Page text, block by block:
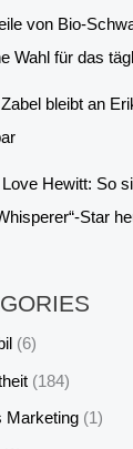
von Bio-
Wahl für das
bleibt an
Hewitt: So
Star
(6)
(184)
Marketing (1)